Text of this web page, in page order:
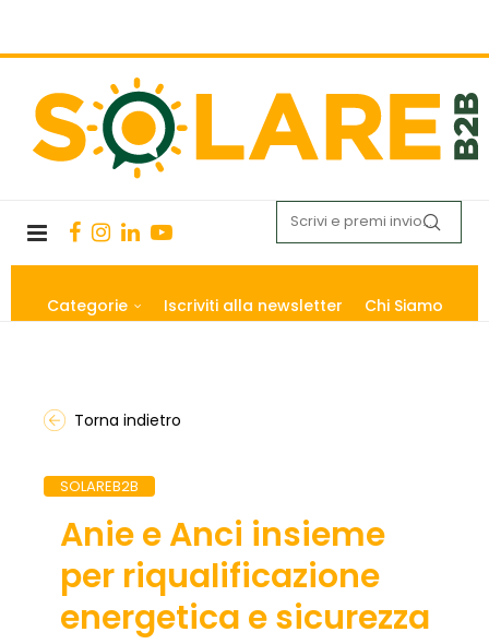
Categorie Iscriviti alla newsletter Chi Siamo
Torna indietro
SOLAREB2B
Anie e Anci insieme
per riqualificazione
energetica e sicurezza